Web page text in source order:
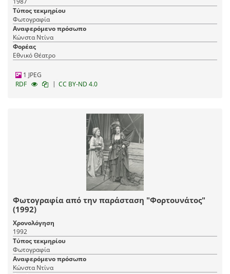
Τύπος τεκμηρίου
Φωτογραφία
Αναφερόμενο πρόσωπο
Κώνστα Ντίνα
Φορέας
Εθνικό Θέατρο
1 JPEG
RDF
| CC BY-ND 4.0
Φωτογραφία από την παράσταση "Φορτουνάτος"
(1992)
Χρονολόγηση
1992
Τύπος τεκμηρίου
Φωτογραφία
Αναφερόμενο πρόσωπο
Κώνστα Ντίνα